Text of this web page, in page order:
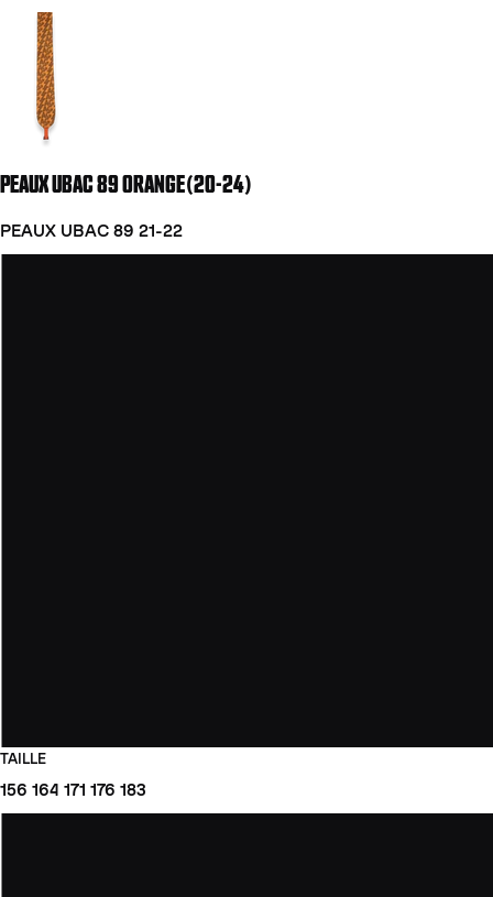
Aller à la diapositive 2
PEAUX UBAC 89 ORANGE(20-24)
PEAUX UBAC 89 21-22
TAILLE
156 164 171 176 183